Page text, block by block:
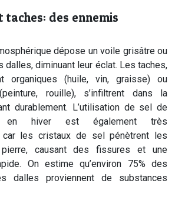
taches: des ennemis
dépose un voile grisâtre ou
dalles, diminuant leur éclat. Les taches,
organiques (huile, vin, graisse) ou
rouille), s’infiltrent dans la
durablement. L’utilisation de sel de
en hiver est également très
car les cristaux de sel pénètrent les
causant des fissures et une
On estime qu’environ 75% des
dalles proviennent de substances